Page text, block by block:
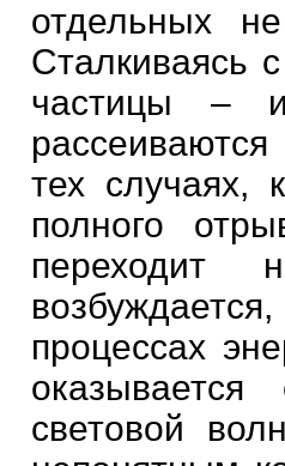
отдельных
Сталкиваясь
частицы –
тех случаях,
полного
процессах
световой